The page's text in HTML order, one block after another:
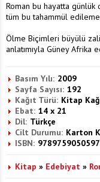
Roman bu hayatta günlük
tüm bu tahammül
Ölme Biçimleri büyülü
anlatımıyla Güney Afrika
Basım Yılı: 2009
Sayfa Sayısı: 192
Kağıt Türü: Kitap
Ebat: 14 x 21
Dil: Türkçe
Cilt Durumu: Karton
ISBN: 9789759050597
Kitap » Edebiyat »